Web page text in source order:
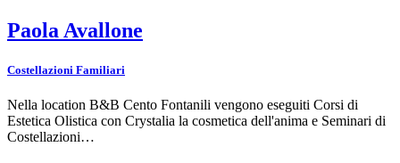
Paola Avallone
Costellazioni Familiari
Nella location B&B Cento Fontanili vengono eseguiti Corsi di
Estetica Olistica con Crystalia la cosmetica dell'anima e Seminari di
Costellazioni…